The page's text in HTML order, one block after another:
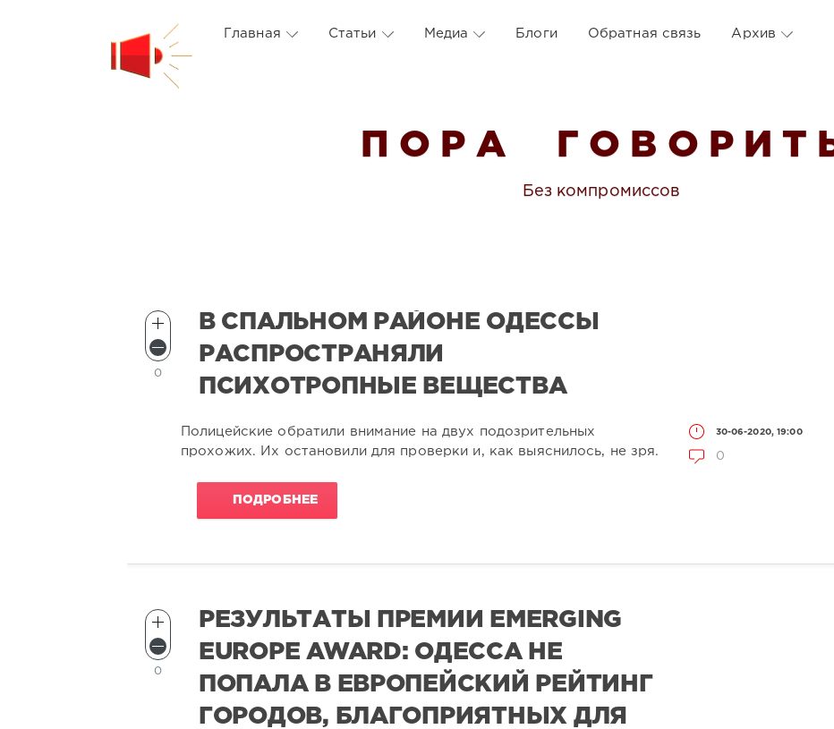
Главная Статьи Медиа Блоги Обратная связь Архив
П О Р А Г О В О Р И Т
Без компромиссов
В СПАЛЬНОМ РАЙОНЕ ОДЕССЫ
РАСПРОСТРАНЯЛИ
ПСИХОТРОПНЫЕ ВЕЩЕСТВА
30-06-2020, 19:00
0
0
Полицейские обратили внимание на двух подозрительных
прохожих. Их остановили для проверки и, как выяснилось, не зря.
ПОДРОБНЕЕ
РЕЗУЛЬТАТЫ ПРЕМИИ EMERGING
EUROPE AWARD: ОДЕССА НЕ
ПОПАЛА В ЕВРОПЕЙСКИЙ РЕЙТИНГ
ГОРОДОВ, БЛАГОПРИЯТНЫХ ДЛЯ
0